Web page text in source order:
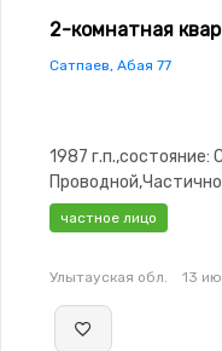
2-комнатная
Сатпаев, Абая 77
1987
частное лицо
Улытауская обл. 13